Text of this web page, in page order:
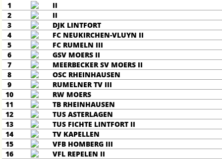
1
II
2
II
3
DJK LINTFORT
4
FC NEUKIRCHEN-VLUYN II
5
FC RUMELN III
6
GSV MOERS II
7
MEERBECKER SV MOERS II
8
OSC RHEINHAUSEN
9
RUMELNER TV III
10
RW MOERS
11
TB RHEINHAUSEN
12
TUS ASTERLAGEN
13
TUS FICHTE LINTFORT II
14
TV KAPELLEN
15
VFB HOMBERG III
16
VFL REPELEN II